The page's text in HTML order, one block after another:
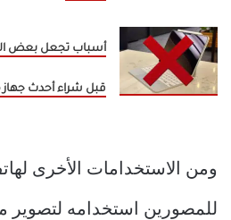
أسباب تجعل بعض
قبل شراء أحدث جهاز iPad Pro
للمصورين استخدامه لتصوير